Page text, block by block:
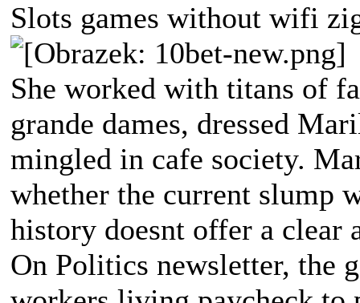
Slots games without wifi
She worked with titans of
grande dames, dressed
mingled in cafe society.
whether the current slump
history doesnt offer a clear
On Politics newsletter, the